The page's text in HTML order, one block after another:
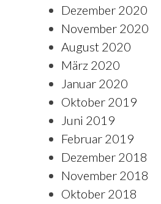
Dezember 2020
November 2020
August 2020
März 2020
Januar 2020
Oktober 2019
Juni 2019
Februar 2019
Dezember 2018
November 2018
Oktober 2018